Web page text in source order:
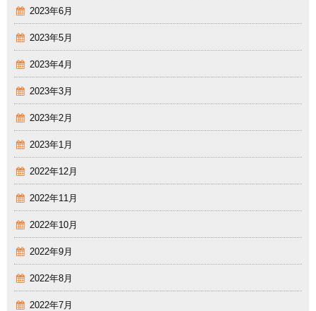
2023年6月
2023年5月
2023年4月
2023年3月
2023年2月
2023年1月
2022年12月
2022年11月
2022年10月
2022年9月
2022年8月
2022年7月